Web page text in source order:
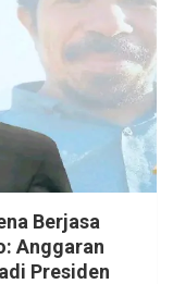
Berjasa
Anggaran
Presiden